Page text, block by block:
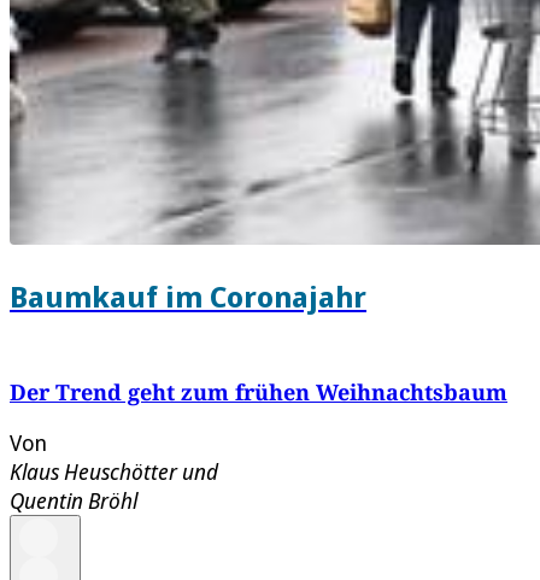
Baumkauf im Coronajahr
Der Trend geht zum frühen Weihnachtsbaum
Von
Klaus Heuschötterund
Quentin Bröhl